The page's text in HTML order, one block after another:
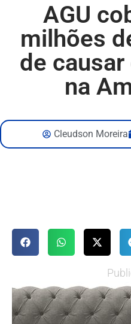
AGU
milhões
de
na
Cleudson Moreira